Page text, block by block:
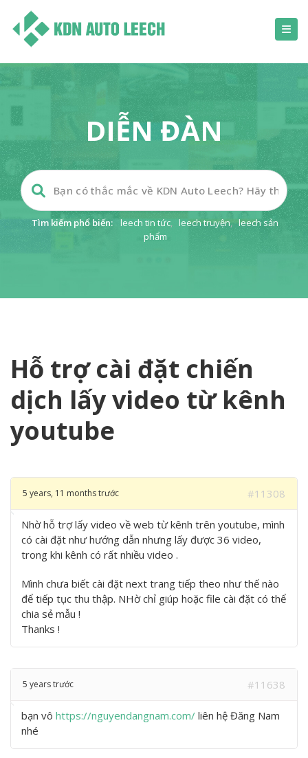
DIỄN ĐÀN
Tìm kiếm phổ biến: leech tin tức, leech truyện, leech sản
phẩm
Hỗ trợ cài đặt chiến
dịch lấy video từ kênh
youtube
5 years, 11 months trước #11308
Nhờ hỗ trợ lấy video về web từ kênh trên youtube, mình
có cài đặt như hướng dẫn nhưng lấy được 36 video,
trong khi kênh có rất nhiều video .
Mình chưa biết cài đặt next trang tiếp theo như thế nào
để tiếp tục thu thập. NHờ chỉ giúp hoặc file cài đặt có thể
chia sẻ mẫu !
Thanks !
5 years trước #11638
bạn vô https://nguyendangnam.com/ liên hệ Đăng Nam
nhé